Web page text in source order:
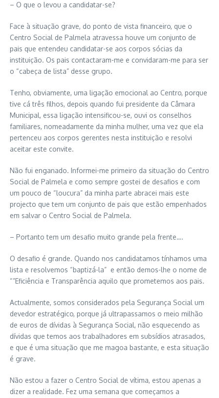
– O que o levou a candidatar-se?
Face à situação grave, do ponto de vista financeiro, que o
Centro Social de Palmela atravessa houve um conjunto de
pais que entendeu candidatar-se aos corpos sócias da
instituição. Os pais contactaram-me e convidaram-me para ser
o “cabeça de lista” desse grupo.
Tenho, obviamente, uma ligação emocional ao Centro, porque
tive cá três filhos, depois quando fui presidente da Câmara
Municipal, essa ligação intensificou-se, ouvi os conselhos
familiares, nomeadamente da minha mulher, uma vez que ela
pertenceu aos corpos gerentes nesta instituição e resolvi
aceitar este convite.
Não fui enganado. Informei-me primeiro da situação do Centro
Social de Palmela e como sempre gostei de desafios e com
um pouco de “loucura” da minha parte abracei mais este
projecto que tem um conjunto de pais que estão empenhados
em salvar o Centro Social de Palmela.
– Portanto tem um desafio muito grande pela frente….
O desafio é grande. Quando nos candidatamos tínhamos uma
lista e resolvemos “baptizá-la” e então demos-lhe o nome de
“”Eficiência e Transparência aquilo que prometemos aos pais.
Actualmente, somos considerados pela Segurança Social um
devedor estratégico, porque já ultrapassamos o meio milhão
de euros de dívidas à Segurança Social, não esquecendo as
dívidas que temos aos trabalhadores em subsídios atrasados,
e que é uma situação que me magoa bastante, e esta situação
é grave.
Não estou a fazer o Centro Social de vítima, estou apenas a
dizer a realidade. Fez uma semana que começamos a